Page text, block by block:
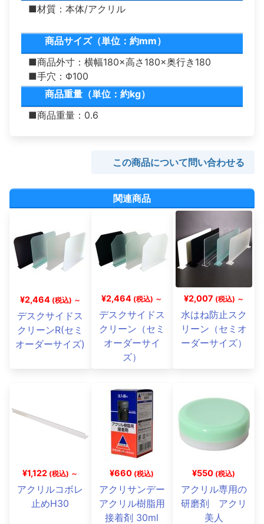
■材質：本体/アクリル
商品サイズ（単位：約mm）
■商品外寸：横幅180×高さ180×奥行き180
■手穴：Φ100
商品重量（単位：約kg）
■商品重量：0.6
この商品について問い合わせる
関連商品
¥2,464 (税込) ～
デスクサイドス
クリーンR(セミ
オーダーサイズ)
¥2,464 (税込) ～
デスクサイドス
クリーン（セミ
オーダーサイ
ズ）
¥2,007 (税込) ～
水はね防止スク
リーン（セミオ
ーダーサイズ）
¥1,122 (税込) ～
アクリルコボレ
止めH30
¥660 (税込)
アクリサンデー
アクリル樹脂用
接着剤 30ml
¥550 (税込)
アクリル専用の
研磨剤 アクリ
美人